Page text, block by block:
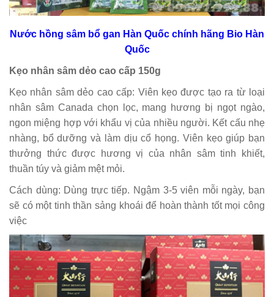
Nước hồng sâm bổ gan Hàn Quốc chính hãng Bio Hàn
Quốc
Kẹo nhân sâm dẻo cao cấp 150g
Kẹo nhân sâm dẻo cao cấp: Viên kẹo được tạo ra từ loại
nhân sâm Canada chọn lọc, mang hương bị ngọt ngào,
ngon miệng hợp với khẩu vị của nhiều người. Kết cấu nhẹ
nhàng, bổ dưỡng và làm dịu cổ họng. Viên kẹo giúp bạn
thưởng thức được hương vị của nhân sâm tinh khiết,
thuần túy và giảm mệt mỏi.
Cách dùng: Dùng trực tiếp. Ngậm 3-5 viên mỗi ngày, bạn
sẽ có một tinh thần sảng khoái để hoàn thành tốt mọi công
việc